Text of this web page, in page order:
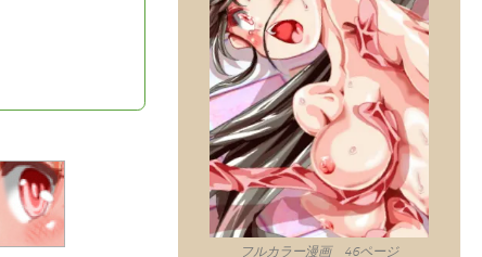
フルカラー漫画 46ページ